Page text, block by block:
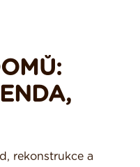
rekonstrukce a